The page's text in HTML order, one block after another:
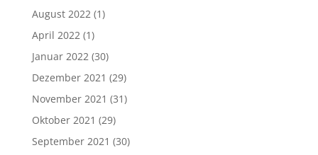
August 2022(1)
April 2022(1)
Januar 2022(30)
Dezember 2021 (29)
November 2021 (31)
Oktober 2021 (29)
September 2021 (30)